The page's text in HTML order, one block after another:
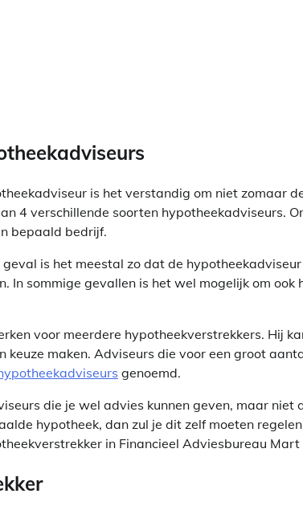
is het verstandig om niet zomaar
4 verschillende soorten hypotheekadviseurs.
bepaald bedrijf.
geval is het meestal zo dat de
In sommige gevallen is het wel mogelijk om ook
voor meerdere hypotheekverstrekkers. Hij
keuze maken. Adviseurs die voor een groot
genoemd.
die je wel advies kunnen geven, maar niet
hypotheek, dan zul je dit zelf moeten
in Financieel Adviesbureau